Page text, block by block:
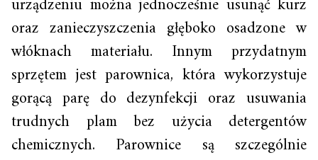
urządzeniu można jednocześnie usunąć kurz
oraz zanieczyszczenia głęboko osadzone w
włóknach materiału. Innym przydatnym
sprzętem jest parownica, która wykorzystuje
gorącą parę do dezynfekcji oraz usuwania
trudnych plam bez użycia detergentów
chemicznych. Parownice są szczególnie